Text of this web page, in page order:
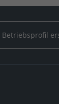
Betriebsprofil